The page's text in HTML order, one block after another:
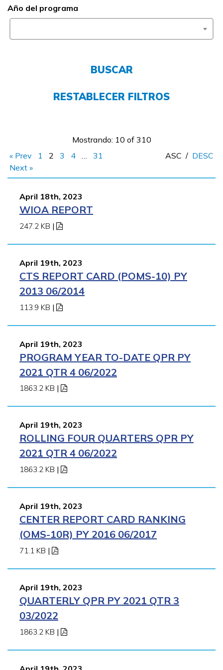
FAQs
Año del programa
BUSCAR
RESTABLECER FILTROS
Mostrando: 10 of 310
« Prev
1 2 3 4 …
31
Next »
ASC / DESC
April 18th, 2023
WIOA REPORT
247.2 KB |
April 19th, 2023
CTS REPORT CARD (POMS-10) PY
2013 06/2014
113.9 KB |
April 19th, 2023
PROGRAM YEAR TO-DATE QPR PY
2021 QTR 4 06/2022
1863.2 KB |
April 19th, 2023
ROLLING FOUR QUARTERS QPR PY
2021 QTR 4 06/2022
1863.2 KB |
April 19th, 2023
CENTER REPORT CARD RANKING
(OMS-10R) PY 2016 06/2017
71.1 KB |
April 19th, 2023
QUARTERLY QPR PY 2021 QTR 3
03/2022
1863.2 KB |